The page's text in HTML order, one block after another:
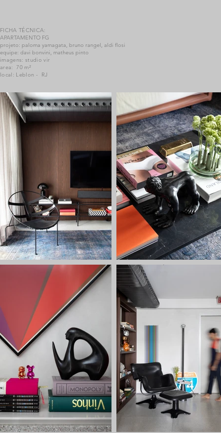
FICHA TÉCNICA:
APARTAMENTO FG
projeto: paloma yamagata, bruno rangel, aldi flosi
equipe: davi bonvini, matheus pinto
imagens: studio vir
area: 70 m²
local: Leblon - RJ